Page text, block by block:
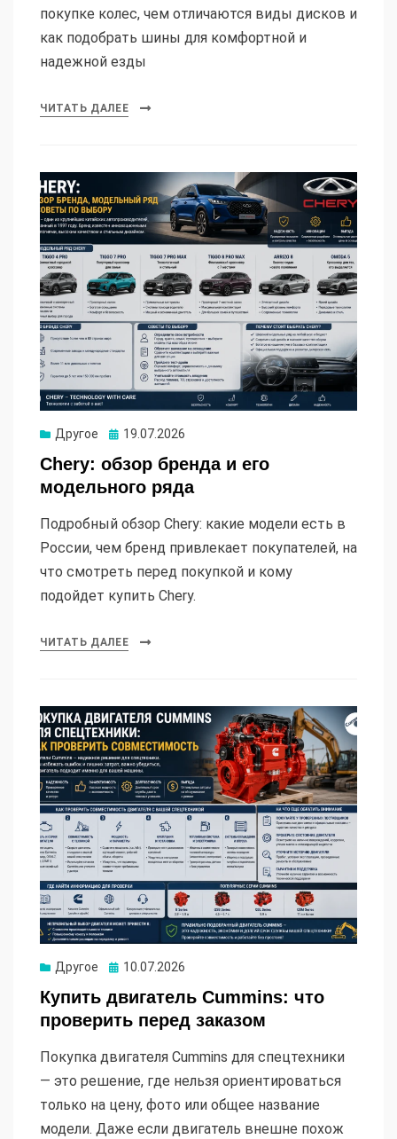
покупке колес, чем отличаются виды дисков и
как подобрать шины для комфортной и
надежной езды
ЧИТАТЬ ДАЛЕЕ
Другое Опубликовано
19.07.2026
Chery: обзор бренда и его
модельного ряда
Подробный обзор Chery: какие модели есть в
России, чем бренд привлекает покупателей, на
что смотреть перед покупкой и кому
подойдет купить Chery.
ЧИТАТЬ ДАЛЕЕ
Другое Опубликовано
10.07.2026
Купить двигатель Cummins: что
проверить перед заказом
Покупка двигателя Cummins для спецтехники
— это решение, где нельзя ориентироваться
только на цену, фото или общее название
модели. Даже если двигатель внешне похож